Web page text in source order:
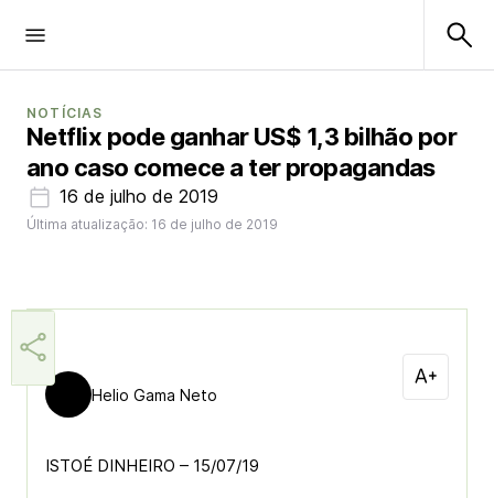
NOTÍCIAS
Netflix pode ganhar US$ 1,3 bilhão por
ano caso comece a ter propagandas
16 de julho de 2019
Última atualização: 16 de julho de 2019
Helio Gama Neto
ISTOÉ DINHEIRO – 15/07/19